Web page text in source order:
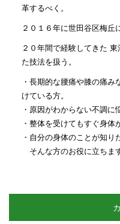
革するべく。
２０１６年に世田谷区梅丘
２０年間で経験してきた
た技法を扱う。
・長期的な腰痛や膝の痛
けている方。
・原因がわからない不調に
・整体を受けてもすぐ身体
・自分の身体のことが知り
そんな方のお役に立ちます